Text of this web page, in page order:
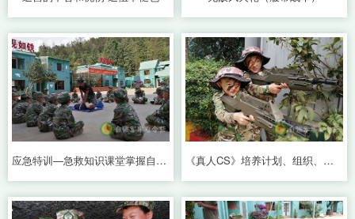
应急特训—急救知识课堂掌握自救互救 《真人CS》培养计划、组织、协调能力